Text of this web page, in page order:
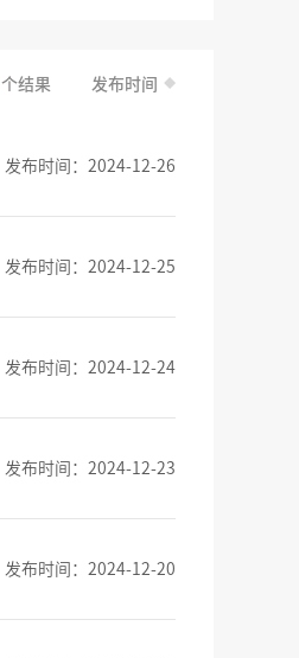
个结果 发布时间
发布时间：2024-12-26
发布时间：2024-12-25
发布时间：2024-12-24
发布时间：2024-12-23
发布时间：2024-12-20